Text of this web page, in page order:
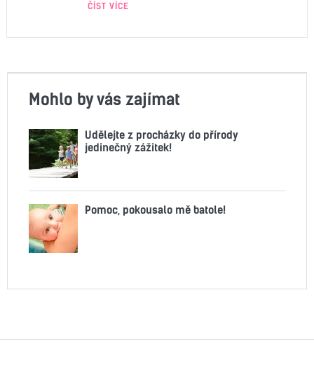
ČÍST VÍCE
Mohlo by vás zajímat
Udělejte z procházky do přírody
jedinečný zážitek!
Pomoc, pokousalo mě batole!